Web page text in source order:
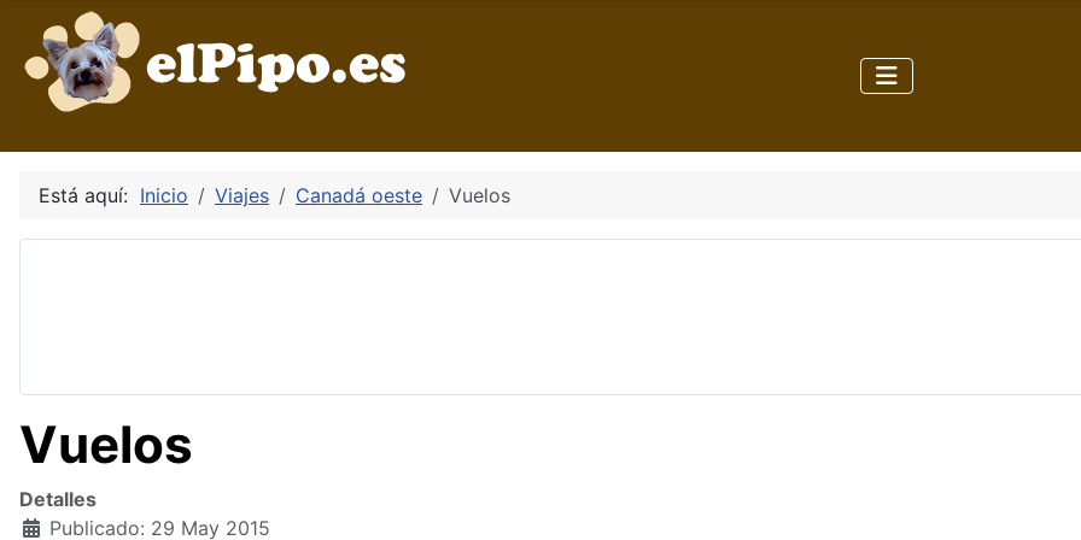
Está aquí: Inicio Viajes Canadá oeste Vuelos
Vuelos
Detalles
Publicado: 29 May 2015